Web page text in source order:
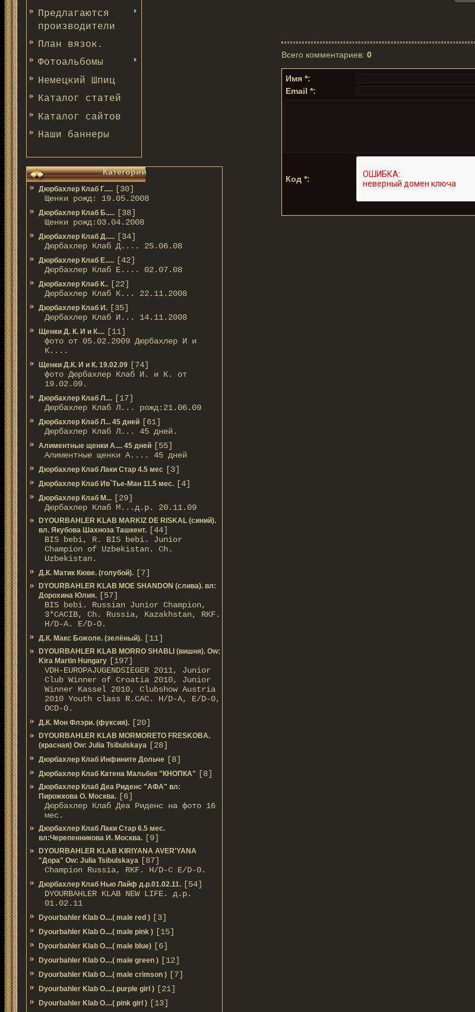
Предлагаются
производители
План вязок.
Фотоальбомы
Немецкий Шпиц
Каталог статей
Каталог сайтов
Наши баннеры
Категории
Дюрбахлер Клаб Г..... [30]
Щенки рожд: 19.05.2008
Дюрбахлер Клаб Б..... [38]
Щенки рожд:03.04.2008
Дюрбахлер Клаб Д..... [34]
Дюрбахлер Клаб Д.... 25.06.08
Дюрбахлер Клаб Е..... [42]
Дюрбахлер Клаб Е.... 02.07.08
Дюрбахлер Клаб К.. [22]
Дюрбахлер Клаб К... 22.11.2008
Дюрбахлер Клаб И. [35]
Дюрбахлер Клаб И... 14.11.2008
Щенки Д. К. И и К.... [11]
фото от 05.02.2009 Дюрбахлер И и
К....
Щенки Д.К. И и К. 19.02.09 [74]
фото Дюрбахлер Клаб И. и К. от
19.02.09.
Дюрбахлер Клаб Л.... [17]
Дюрбахлер Клаб Л... рожд:21.06.09
Дюрбахлер Клаб Л... 45 дней [61]
Дюрбахлер Клаб Л... 45 дней.
Алиментные щенки А.... 45 дней [55]
Алиментные щенки А.... 45 дней
Дюрбахлер Клаб Лаки Стар 4.5 мес [3]
Дюрбахлер Клаб Ив`Тье-Ман 11.5 мес. [4]
Дюрбахлер Клаб М... [29]
Дюрбахлер Клаб М...д.р. 20.11.09
DYOURBAHLER KLAB MARKIZ DE RISKAL (синий).
вл. Якубова Шахноза Ташкент. [44]
BIS bebi, R. BIS bebi. Junior
Champion of Uzbekistan. Ch.
Uzbekistan.
Д.К. Матик Кюве. (голубой). [7]
DYOURBAHLER KLAB MOE SHANDON (слива). вл:
Дорохина Юлия. [57]
BIS bebi. Russian Junior Champion,
3*САСIB, Ch. Russia, Kazakhstan, RKF.
Н/D-A. E/D-O.
Д.К. Макс Божоле. (зелёный). [11]
DYOURBAHLER KLAB MORRO SHABLI (вишня). Ow:
Kira Martin Hungary [197]
VDH-EUROPAJUGENDSIEGER 2011, Junior
Club Winner of Croatia 2010, Junior
Winner Kassel 2010, Clubshow Austria
2010 Youth class R.CAC. Н/D-A, E/D-0,
OCD-0.
Д.К. Мон Флэри. (фуксия). [20]
DYOURBAHLER KLAB MORMORETO FRESKOBA.
(красная) Ow: Julia Tsibulskaya [28]
Дюрбахлер Клаб Инфините Дольче [8]
Дюрбахлер Клаб Катена Мальбек "КНОПКА" [8]
Дюрбахлер Клаб Деа Риденс "АФА" вл:
Пирожкова О. Москва. [6]
Дюрбахлер Клаб Деа Риденс на фото 16
мес.
Дюрбахлер Клаб Лаки Стар 6.5 мес.
вл:Черепенникова И. Москва. [9]
DYOURBAHLER KLAB KIRIYANA AVER'YANA
"Дора" Ow: Julia Tsibulskaya [87]
Champion Russia, RKF. H/D-С E/D-0.
Дюрбахлер Клаб Нью Лайф д.р.01.02.11. [54]
DYOURBAHLER KLAB NEW LIFE. д.р.
01.02.11
Dyourbahler Klab O....( male red ) [3]
Dyourbahler Klab O....( male pink ) [15]
Dyourbahler Klab O....( male blue) [6]
Dyourbahler Klab O....( male green ) [12]
Dyourbahler Klab O....( male crimson ) [7]
Dyourbahler Klab O....( purple girl ) [21]
Dyourbahler Klab O....( pink girl ) [13]
Всего комментариев: 0
Имя *:
Email *:
Код *: